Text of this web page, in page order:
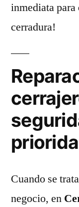
inmediata
cerradura!
Cuando se
negocio, en